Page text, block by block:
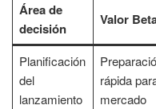
Área de
decisión
Valor
Planificación
del
lanzamiento
rápida
mercado